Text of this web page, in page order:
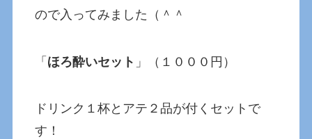
ので入ってみました（＾＾
「 ほろ酔いセット 」（１０００円）
ドリンク１杯とアテ２品が付くセットで
す！